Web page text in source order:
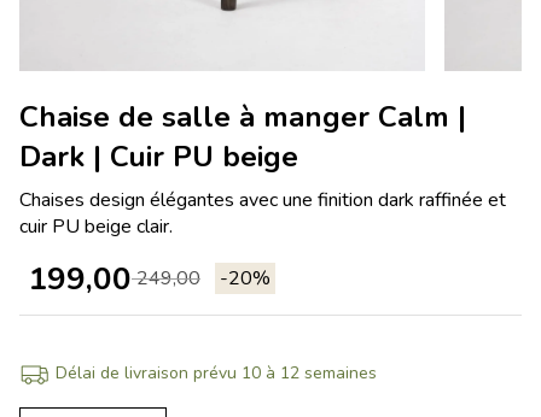
Chaise de salle à manger Calm |
Dark | Cuir PU beige
Chaises design élégantes avec une finition dark raffinée et
cuir PU beige clair.
-20%
249,00
199,00
Délai de livraison prévu 10 à 12 semaines